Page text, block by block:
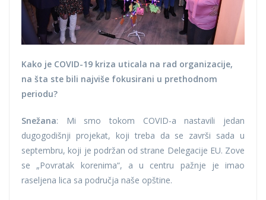
Kako je COVID-19 kriza uticala na rad organizacije,
na šta ste bili najviše fokusirani u prethodnom
periodu?
Snežana: Mi smo tokom COVID-a nastavili jedan
dugogodišnji projekat, koji treba da se završi sada u
septembru, koji je podržan od strane Delegacije EU. Zove
se „Povratak korenima“, a u centru pažnje je imao
raseljena lica sa područja naše opštine.